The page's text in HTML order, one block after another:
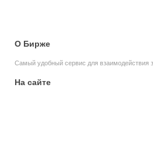
О Бирже
Самый удобный сервис для взаимодействия
На сайте